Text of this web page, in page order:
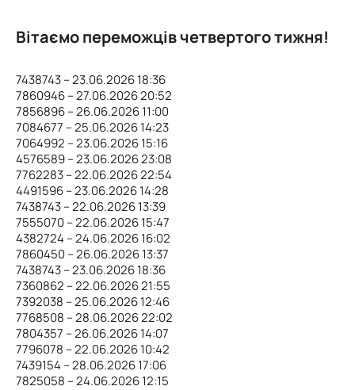
Вітаємо переможців четвертого тижня!
7438743 – 23.06.2026 18:36
7860946 – 27.06.2026 20:52
7856896 – 26.06.2026 11:00
7084677 – 25.06.2026 14:23
7064992 – 23.06.2026 15:16
4576589 – 23.06.2026 23:08
7762283 – 22.06.2026 22:54
4491596 – 23.06.2026 14:28
7438743 – 22.06.2026 13:39
7555070 – 22.06.2026 15:47
4382724 – 24.06.2026 16:02
7860450 – 26.06.2026 13:37
7438743 – 23.06.2026 18:36
7360862 – 22.06.2026 21:55
7392038 – 25.06.2026 12:46
7768508 – 28.06.2026 22:02
7804357 – 26.06.2026 14:07
7796078 – 22.06.2026 10:42
7439154 – 28.06.2026 17:06
7825058 – 24.06.2026 12:15